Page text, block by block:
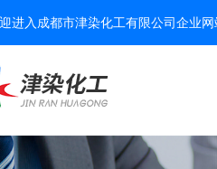
进入成都市津染化工有限公司企业网